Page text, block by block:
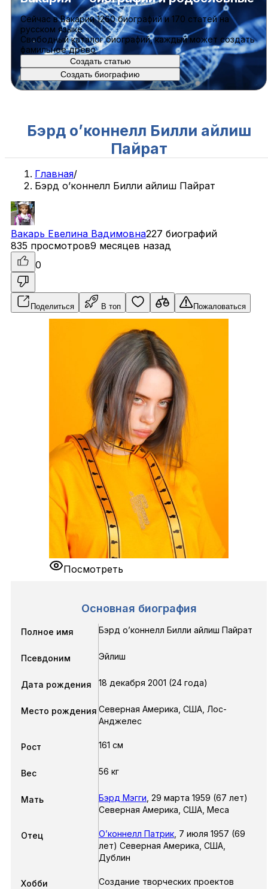
Cейчас в Вакарии1260 биографийи170 статейна
русском языке
Свободный каталог биографий, каждый может создать
фамильное древо
Создать статью
Создать биографию
Бэрд о’коннелл Билли айлиш
Пайрат
Главная/
Бэрд о’коннелл Билли айлиш Пайрат
Вакарь Евелина Вадимовна227 биографий
835 просмотров9 месяцев назад
0
Поделиться В топ Пожаловаться
Посмотреть
Основная биография
Полное имя Бэрд о’коннелл Билли айлиш Пайрат
Псевдоним Эйлиш
Дата рождения 18 декабря 2001 (24 года)
Место рождения Северная Америка, США, Лос-
Анджелес
Рост 161 см
Вес 56 кг
Мать Бэрд Мэгги 29 марта 1959 (67 лет)
Северная Америка, США, Меса
Отец О’коннелл Патрик 7 июля 1957 (69
лет) Северная Америка, США,
Дублин
Хобби Создание творческих проектов